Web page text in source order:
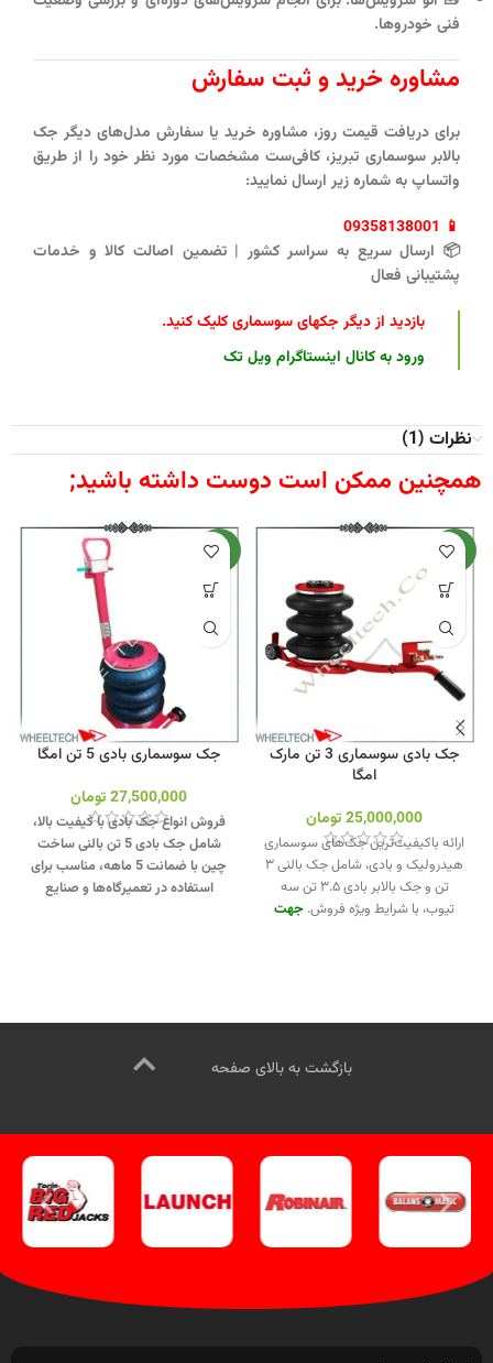
فنی خودروها.
مشاوره خرید و ثبت سفارش
برای دریافت قیمت روز، مشاوره خرید یا سفارش مدل‌های دیگر جک
بالابر سوسماری تبریز، کافی‌ست مشخصات مورد نظر خود را از طریق
واتساپ به شماره زیر ارسال نمایید:
📱
09358138001
📦 ارسال سریع به سراسر کشور | تضمین اصالت کالا و خدمات
پشتیبانی فعال
بازدید از دیگر جکهای سوسماری کلیک کنید.
ورود به کانال اینستاگرام ویل تک
نظرات (1)
همچنین ممکن است دوست داشته باشید;
جدید
جک بادی سوسماری 3 تن مارک
امگا
25,000,000تومان
ارائه باکیفیت‌ترین جک‌های سوسماری
هیدرولیک و بادی، شامل جک بالنی ۳
تن و جک بالابر بادی ۳.۵ تن سه
تیوب، با شرایط ویژه فروش. جهت
جدید
جک سوسماری بادی 5 تن امگا
27,500,000تومان
فروش انواع جک بادی با کیفیت بالا،
شامل جک بادی 5 تن بالنی ساخت
چین با ضمانت 5 ماهه، مناسب برای
استفاده در تعمیرگاه‌ها و صنایع
بازگشت به بالای صفحه